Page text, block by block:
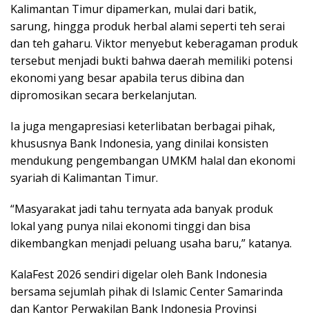
Kalimantan Timur dipamerkan, mulai dari batik,
sarung, hingga produk herbal alami seperti teh serai
dan teh gaharu. Viktor menyebut keberagaman produk
tersebut menjadi bukti bahwa daerah memiliki potensi
ekonomi yang besar apabila terus dibina dan
dipromosikan secara berkelanjutan.
Ia juga mengapresiasi keterlibatan berbagai pihak,
khususnya Bank Indonesia, yang dinilai konsisten
mendukung pengembangan UMKM halal dan ekonomi
syariah di Kalimantan Timur.
“Masyarakat jadi tahu ternyata ada banyak produk
lokal yang punya nilai ekonomi tinggi dan bisa
dikembangkan menjadi peluang usaha baru,” katanya.
KalaFest 2026 sendiri digelar oleh Bank Indonesia
bersama sejumlah pihak di Islamic Center Samarinda
dan Kantor Perwakilan Bank Indonesia Provinsi